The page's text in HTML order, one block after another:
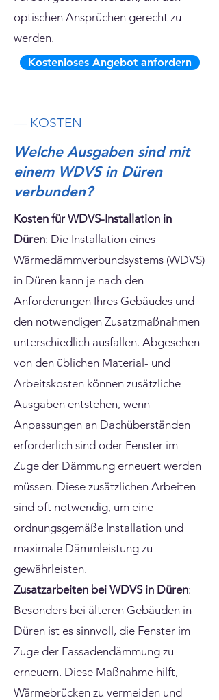
optischen Ansprüchen gerecht zu
werden.
Kostenloses Angebot anfordern
— KOSTEN
Welche Ausgaben sind mit
einem WDVS in Düren
verbunden?
Kosten für WDVS-Installation in
Düren: Die Installation eines
Wärmedämmverbundsystems (WDVS)
in Düren kann je nach den
Anforderungen Ihres Gebäudes und
den notwendigen Zusatzmaßnahmen
unterschiedlich ausfallen. Abgesehen
von den üblichen Material- und
Arbeitskosten können zusätzliche
Ausgaben entstehen, wenn
Anpassungen an Dachüberständen
erforderlich sind oder Fenster im
Zuge der Dämmung erneuert werden
müssen. Diese zusätzlichen Arbeiten
sind oft notwendig, um eine
ordnungsgemäße Installation und
maximale Dämmleistung zu
gewährleisten.
Zusatzarbeiten bei WDVS in Düren:
Besonders bei älteren Gebäuden in
Düren ist es sinnvoll, die Fenster im
Zuge der Fassadendämmung zu
erneuern. Diese Maßnahme hilft,
Wärmebrücken zu vermeiden und